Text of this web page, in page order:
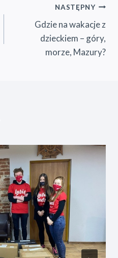
NASTĘPNY
Gdzie na wakacje z
dzieckiem – góry,
morze, Mazury?